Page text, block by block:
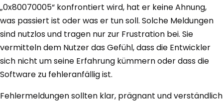
„0x80070005“ konfrontiert wird, hat er keine Ahnung,
was passiert ist oder was er tun soll. Solche Meldungen
sind nutzlos und tragen nur zur Frustration bei. Sie
vermitteln dem Nutzer das Gefühl, dass die Entwickler
sich nicht um seine Erfahrung kümmern oder dass die
Software zu fehleranfällig ist.
Fehlermeldungen sollten klar, prägnant und verständlich